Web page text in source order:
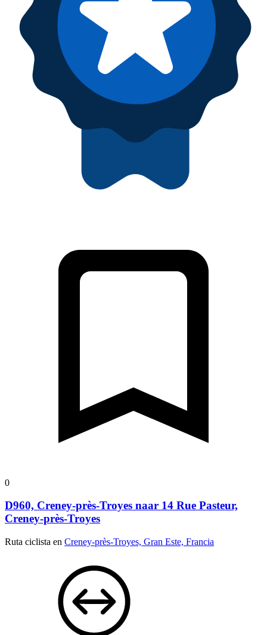
0
D960, Creney-près-Troyes naar 14 Rue Pasteur,
Creney-près-Troyes
Ruta ciclista en Creney-près-Troyes, Gran Este, Francia